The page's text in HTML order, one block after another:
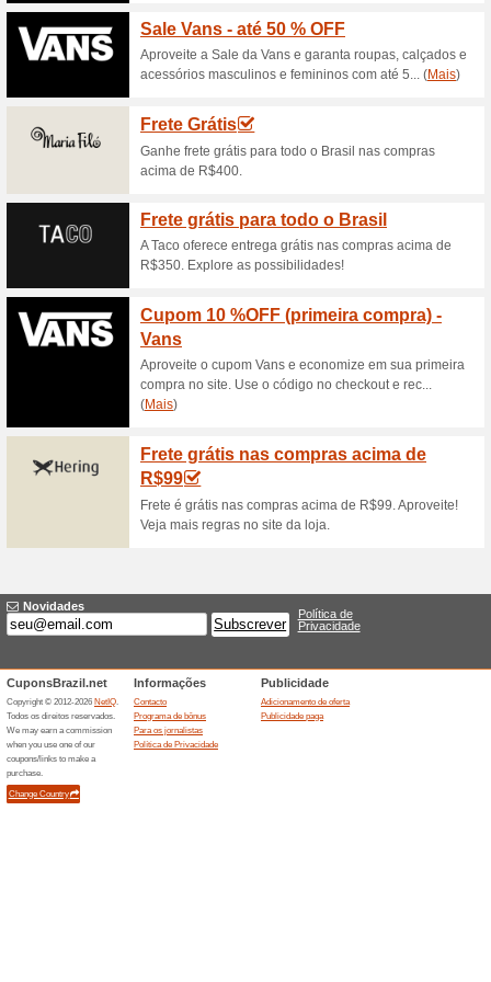
Descontos e
Cupom desconto
Demillus
70% funcionou Códigos
Este cupom é válido em
Aproveite!
Frete Grátis
54% funcionou
Frete grátis válido nas
5 % de desconto no